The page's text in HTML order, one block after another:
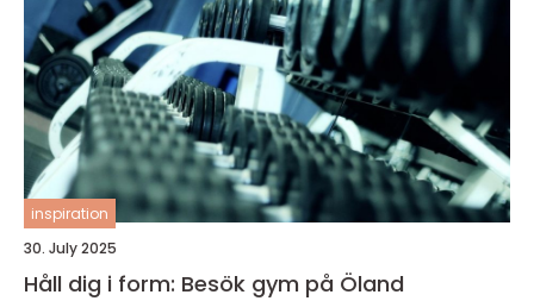
inspiration
30. July 2025
Håll dig i form: Besök gym på Öland